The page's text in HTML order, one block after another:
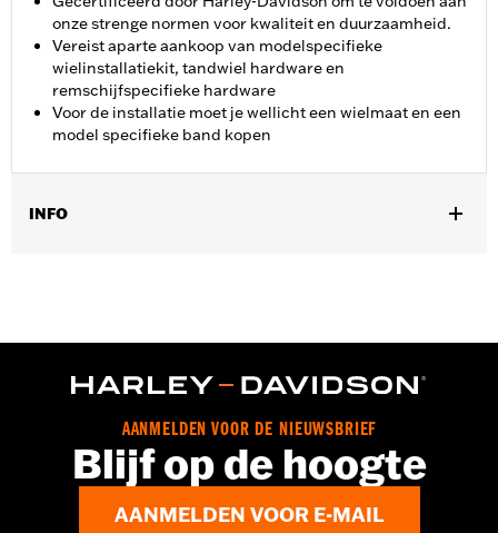
onze strenge normen voor kwaliteit en duurzaamheid.
Vereist aparte aankoop van modelspecifieke
wielinstallatiekit, tandwiel hardware en
remschijfspecifieke hardware
Voor de installatie moet je wellicht een wielmaat en een
model specifieke band kopen
INFO
Positie op de motorfiets:Achter
montagemateriaal
Per stuk verkocht: Elk
Materiaal:Gegoten aluminium
Wiel en installatiehandleiding
AANMELDEN VOOR DE NIEUWSBRIEF
Blijf op de hoogte
AANMELDEN VOOR E-MAIL